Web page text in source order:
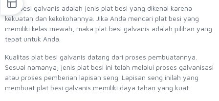
Plat besi galvanis adalah jenis plat besi yang dikenal karena
kekuatan dan kekokohannya. Jika Anda mencari plat besi yang
memiliki kelas mewah, maka plat besi galvanis adalah pilihan yang
tepat untuk Anda.
Kualitas plat besi galvanis datang dari proses pembuatannya.
Sesuai namanya, jenis plat besi ini telah melalui proses galvanisasi
atau proses pemberian lapisan seng. Lapisan seng inilah yang
membuat plat besi galvanis memiliki daya tahan yang kuat.